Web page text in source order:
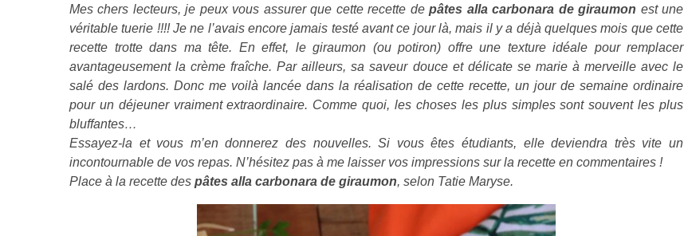
Mes chers lecteurs, je peux vous assurer que cette recette depâtes alla carbonara de giraumon est une
véritable tuerie !!!! Je ne l’avais encore jamais testé avant ce jour là, mais il y a déjà quelques mois que cette
recette trotte dans ma tête. En effet, le giraumon (ou potiron) offre une texture idéale pour remplacer
avantageusement la crème fraîche. Par ailleurs, sa saveur douce et délicate se marie à merveille avec le
salé des lardons. Donc me voilà lancée dans la réalisation de cette recette, un jour de semaine ordinaire
pour un déjeuner vraiment extraordinaire. Comme quoi, les choses les plus simples sont souvent les plus
bluffantes…
Essayez-la et vous m’en donnerez des nouvelles. Si vous êtes étudiants, elle deviendra très vite un
incontournable de vos repas. N’hésitez pas à me laisser vos impressions sur la recette en commentaires !
Place à la recette des pâtes alla carbonara de giraumon, selon Tatie Maryse.